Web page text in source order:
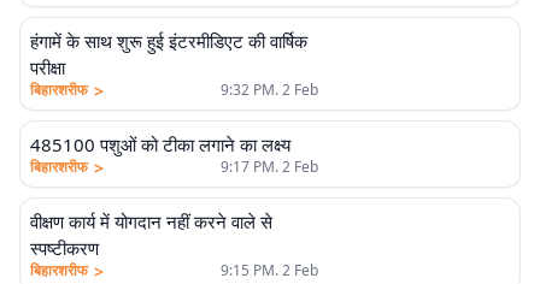
हंगामें के साथ शुरू हुई इंटरमीडिएट की वार्षिक
परीक्षा
बिहारशरीफ > 9:32 PM. 2 Feb
485100 पशुओं को टीका लगाने का लक्ष्य
बिहारशरीफ > 9:17 PM. 2 Feb
वीक्षण कार्य में योगदान नहीं करने वाले से
स्पष्टीकरण
बिहारशरीफ > 9:15 PM. 2 Feb